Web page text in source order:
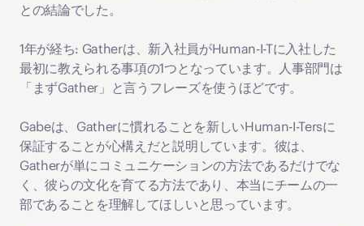
との結論でした。
1年が経ち: Gatherは、新入社員がHuman-I-Tに入社した
最初に教えられる事項の1つとなっています。人事部門は
「まずGather」と言うフレーズを使うほどです。
Gabeは、Gatherに慣れることを新しいHuman-I-Tersに
保証することが心構えだと説明しています。彼は、
Gatherが単にコミュニケーションの方法であるだけでな
く、彼らの文化を育てる方法であり、本当にチームの一
部であることを理解してほしいと思っています。